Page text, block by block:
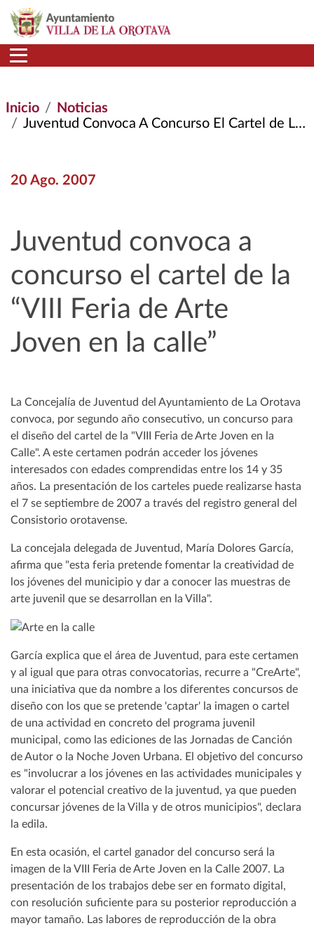
Pasar al contenido principal
Inicio
Noticias
Juventud Convoca A Concurso El Cartel de La “VIII Feria de Arte Joven En La Calle”
20 Ago. 2007
Juventud convoca a
concurso el cartel de la
“VIII Feria de Arte
Joven en la calle”
La Concejalía de Juventud del Ayuntamiento de La Orotava
convoca, por segundo año consecutivo, un concurso para
el diseño del cartel de la "VIII Feria de Arte Joven en la
Calle". A este certamen podrán acceder los jóvenes
interesados con edades comprendidas entre los 14 y 35
años. La presentación de los carteles puede realizarse hasta
el 7 se septiembre de 2007 a través del registro general del
Consistorio orotavense.
La concejala delegada de Juventud, María Dolores García,
afirma que "esta feria pretende fomentar la creatividad de
los jóvenes del municipio y dar a conocer las muestras de
arte juvenil que se desarrollan en la Villa".
García explica que el área de Juventud, para este certamen
y al igual que para otras convocatorias, recurre a "CreArte",
una iniciativa que da nombre a los diferentes concursos de
diseño con los que se pretende 'captar' la imagen o cartel
de una actividad en concreto del programa juvenil
municipal, como las ediciones de las Jornadas de Canción
de Autor o la Noche Joven Urbana. El objetivo del concurso
es "involucrar a los jóvenes en las actividades municipales y
valorar el potencial creativo de la juventud, ya que pueden
concursar jóvenes de la Villa y de otros municipios", declara
la edila.
En esta ocasión, el cartel ganador del concurso será la
imagen de la VIII Feria de Arte Joven en la Calle 2007. La
presentación de los trabajos debe ser en formato digital,
con resolución suficiente para su posterior reproducción a
mayor tamaño. Las labores de reproducción de la obra